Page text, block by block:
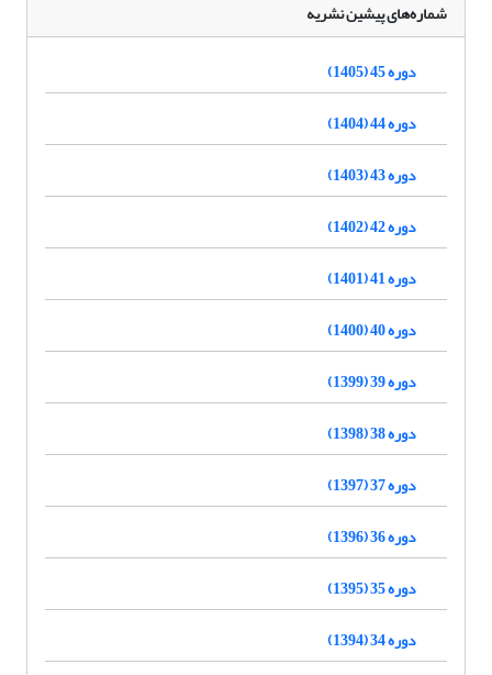
شماره‌های پیشین نشریه
دوره 45 (1405)
دوره 44 (1404)
دوره 43 (1403)
دوره 42 (1402)
دوره 41 (1401)
دوره 40 (1400)
دوره 39 (1399)
دوره 38 (1398)
دوره 37 (1397)
دوره 36 (1396)
دوره 35 (1395)
دوره 34 (1394)